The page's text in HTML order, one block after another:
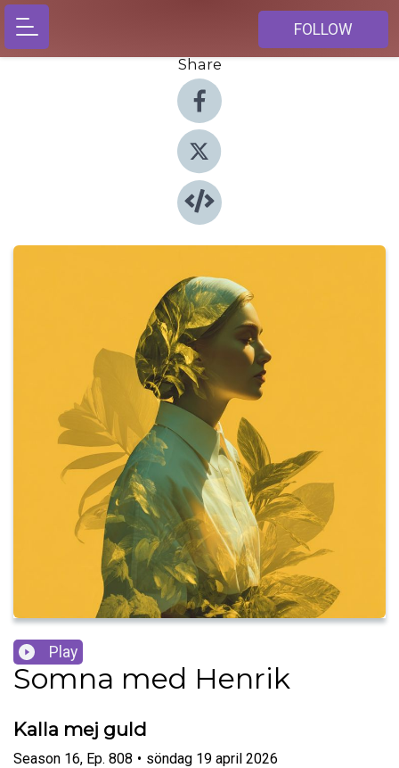
FOLLOW
Share
Play
Somna med Henrik
Kalla mej guld
Season 16, Ep. 808 • söndag 19 april 2026